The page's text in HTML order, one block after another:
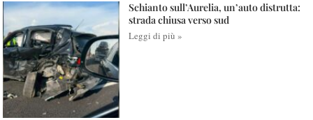
Schianto sull’Aurelia, un’auto distrutta:
strada chiusa verso sud
Leggi di più »